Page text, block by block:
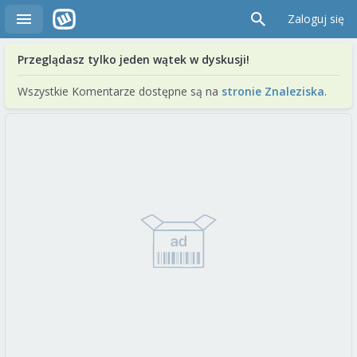
Zaloguj się
Przeglądasz tylko jeden wątek w dyskusji!
Wszystkie Komentarze dostępne są na stronie Znaleziska.